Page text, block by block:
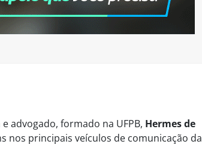
advogado, formado na UFPB, Hermes de
nos principais veículos de comunicação da